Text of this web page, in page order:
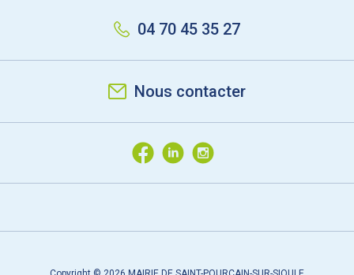
04 70 45 35 27
Nous contacter